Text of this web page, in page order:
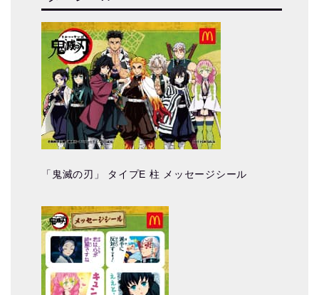
「鬼滅の刃」 タイプE 柱 メッセージシール